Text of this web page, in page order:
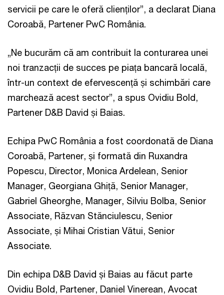
servicii pe care le oferă clienților”, a declarat Diana
Coroabă, Partener PwC România.
„Ne bucurăm că am contribuit la conturarea unei
noi tranzacții de succes pe piața bancară locală,
într-un context de efervescență și schimbări care
marchează acest sector”, a spus Ovidiu Bold,
Partener D&B David și Baias.
Echipa PwC România a fost coordonată de Diana
Coroabă, Partener, și formată din Ruxandra
Popescu, Director, Monica Ardelean, Senior
Manager, Georgiana Ghiță, Senior Manager,
Gabriel Gheorghe, Manager, Silviu Bolba, Senior
Associate, Răzvan Stănciulescu, Senior
Associate, și Mihai Cristian Vătui, Senior
Associate.
Din echipa D&B David și Baias au făcut parte
Ovidiu Bold, Partener, Daniel Vinerean, Avocat